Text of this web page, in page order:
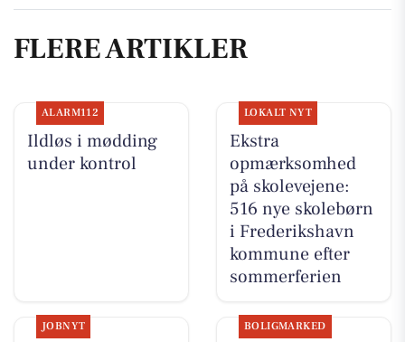
FLERE ARTIKLER
ALARM112
Ildløs i mødding
under kontrol
LOKALT NYT
Ekstra
opmærksomhed
på skolevejene:
516 nye skolebørn
i Frederikshavn
kommune efter
sommerferien
JOBNYT BOLIGMARKED